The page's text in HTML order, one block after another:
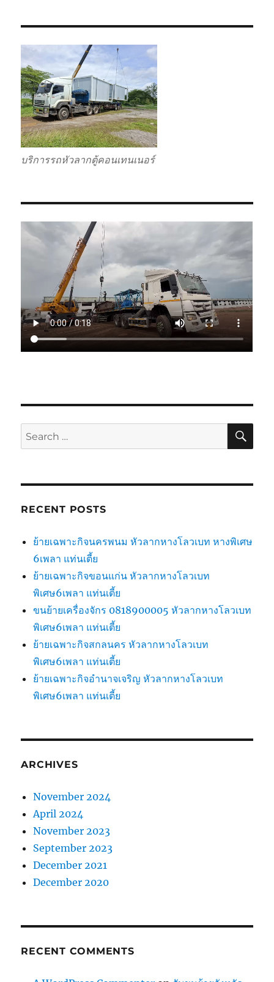
บริการรถหัวลากตู้คอนเทนเนอร์
Search
for:
RECENT POSTS
ย้ายเฉพาะกิจนครพนม หัวลากหางโลวเบท หางพิเศษ
6เพลา แท่นเตี้ย
ย้ายเฉพาะกิจขอนแก่น หัวลากหางโลวเบท
พิเศษ6เพลา แท่นเตี้ย
ขนย้ายเครื่องจักร 0818900005 หัวลากหางโลวเบท
พิเศษ6เพลา แท่นเตี้ย
ย้ายเฉพาะกิจสกลนคร หัวลากหางโลวเบท
พิเศษ6เพลา แท่นเตี้ย
ย้ายเฉพาะกิจอำนาจเจริญ หัวลากหางโลวเบท
พิเศษ6เพลา แท่นเตี้ย
ARCHIVES
November 2024
April 2024
November 2023
September 2023
December 2021
December 2020
RECENT COMMENTS